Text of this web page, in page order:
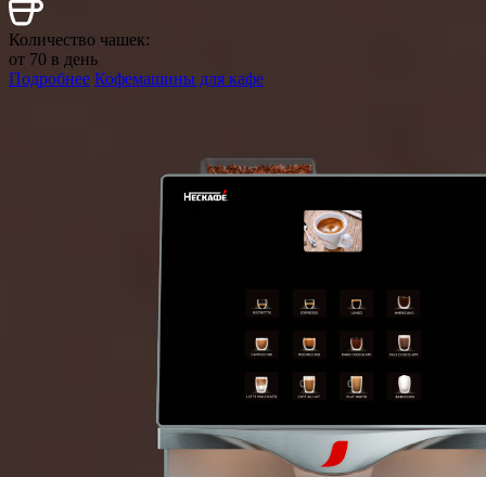
Количество чашек:
от 70 в день
Подробнее Кофемашины для кафе